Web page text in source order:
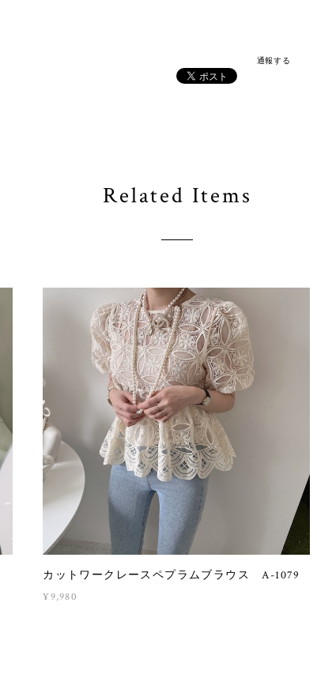
通報する
Related Items
カットワークレースペプラムブラウス A-1079
¥9,980